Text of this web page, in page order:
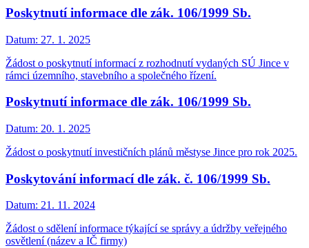
Poskytnutí informace dle zák. 106/1999 Sb.
Datum: 27. 1. 2025
Žádost o poskytnutí informací z rozhodnutí vydaných SÚ Jince v
rámci územního, stavebního a společného řízení.
Poskytnutí informace dle zák. 106/1999 Sb.
Datum: 20. 1. 2025
Žádost o poskytnutí investičních plánů městyse Jince pro rok 2025.
Poskytování informací dle zák. č. 106/1999 Sb.
Datum: 21. 11. 2024
Žádost o sdělení informace týkající se správy a údržby veřejného
osvětlení (název a IČ firmy)